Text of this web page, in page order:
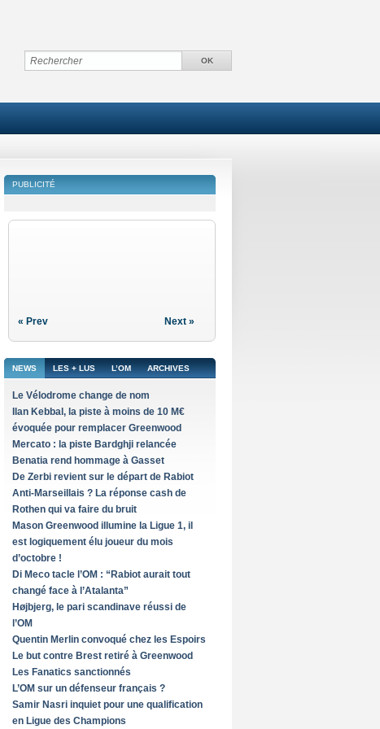
PUBLICITÉ
« Prev Next »
NEWS LES + LUS L’OM ARCHIVES
Le Vélodrome change de nom
Ilan Kebbal, la piste à moins de 10 M€
évoquée pour remplacer Greenwood
Mercato : la piste Bardghji relancée
Benatia rend hommage à Gasset
De Zerbi revient sur le départ de Rabiot
Anti-Marseillais ? La réponse cash de
Rothen qui va faire du bruit
Mason Greenwood illumine la Ligue 1, il
est logiquement élu joueur du mois
d’octobre !
Di Meco tacle l’OM : “Rabiot aurait tout
changé face à l’Atalanta”
Højbjerg, le pari scandinave réussi de
l’OM
Quentin Merlin convoqué chez les Espoirs
Le but contre Brest retiré à Greenwood
Les Fanatics sanctionnés
L’OM sur un défenseur français ?
Samir Nasri inquiet pour une qualification
en Ligue des Champions